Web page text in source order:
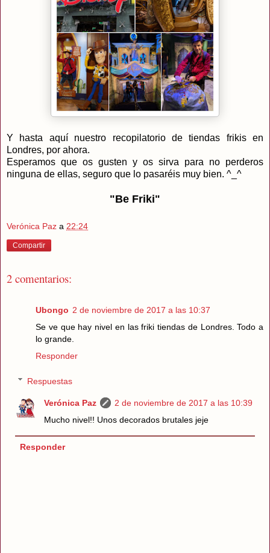
Y hasta aquí nuestro recopilatorio de tiendas frikis en
Londres, por ahora.
Esperamos que os gusten y os sirva para no perderos
ninguna de ellas, seguro que lo pasaréis muy bien. ^_^
"Be Friki"
Verónica Paz a 22:24
Compartir
2 comentarios:
Ubongo 2 de noviembre de 2017 a las 10:37
Se ve que hay nivel en las friki tiendas de Londres. Todo a
lo grande.
Responder
Respuestas
Verónica Paz
2 de noviembre de 2017 a las 10:39
Mucho nivel!! Unos decorados brutales jeje
Responder